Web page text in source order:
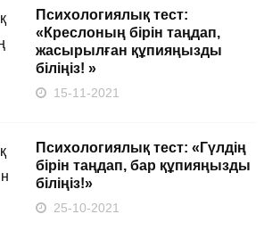
Психологиялық тест:
«Креслоның бірін таңдап,
жасырылған құпияңызды
біліңіз! »
15-11-2021
Психологиялық тест: «Гүлдің
бірін таңдап, бар құпияңызды
біліңіз!»
25-10-2021